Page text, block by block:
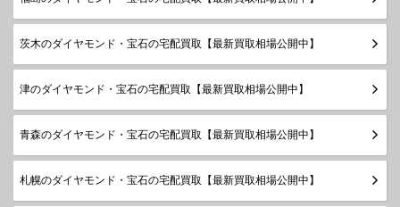
茨木のダイヤモンド・宝石の宅配買取【最新買取相場公開中】
津のダイヤモンド・宝石の宅配買取【最新買取相場公開中】
青森のダイヤモンド・宝石の宅配買取【最新買取相場公開中】
札幌のダイヤモンド・宝石の宅配買取【最新買取相場公開中】